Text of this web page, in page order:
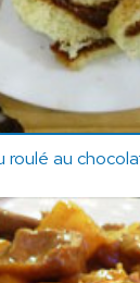
roulé au